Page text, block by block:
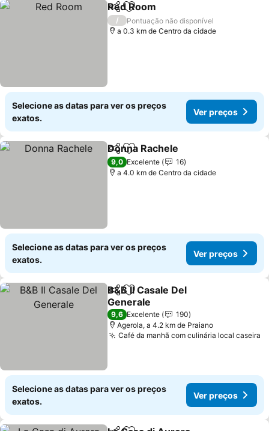
PartilharAdicionar aos favoritos
Red Room
/
Pontuação não disponível
a 0.3 km de Centro da cidade
Selecione as datas para ver os preços
exatos.
Ver preços
PartilharAdicionar aos favoritos
Donna Rachele
9,0 Excelente
16
a 4.0 km de Centro da cidade
Selecione as datas para ver os preços
exatos.
Ver preços
PartilharAdicionar aos favoritos
B&B Il Casale Del
Generale
Ver preços
9,6 Excelente
190
Agerola, a 4.2 km de Praiano
Café da manhã com culinária local caseira
Selecione as datas para ver os preços
exatos.
Ver preços